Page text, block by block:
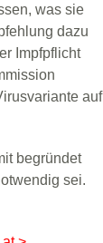
was sie
dazu
Impfpflicht
auf
begründet
sei.